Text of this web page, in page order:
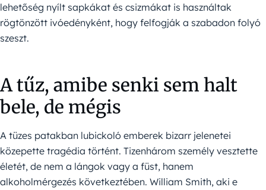
lehetőség nyílt sapkákat és csizmákat is használtak
rögtönzött ivóedényként, hogy felfogják a szabadon folyó
szeszt.
A tűz, amibe senki sem halt
bele, de mégis
A tüzes patakban lubickoló emberek bizarr jelenetei
közepette tragédia történt. Tizenhárom személy vesztette
életét, de nem a lángok vagy a füst, hanem
alkoholmérgezés következtében. William Smith, aki e